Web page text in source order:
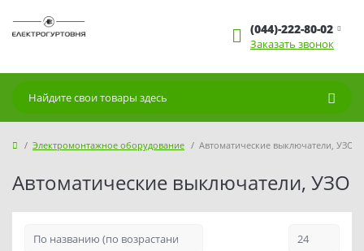
(044)-222-80-02
Заказать звонок
Электромонтажное оборудование Автоматические выключатели, УЗО
Автоматические выключатели, УЗО